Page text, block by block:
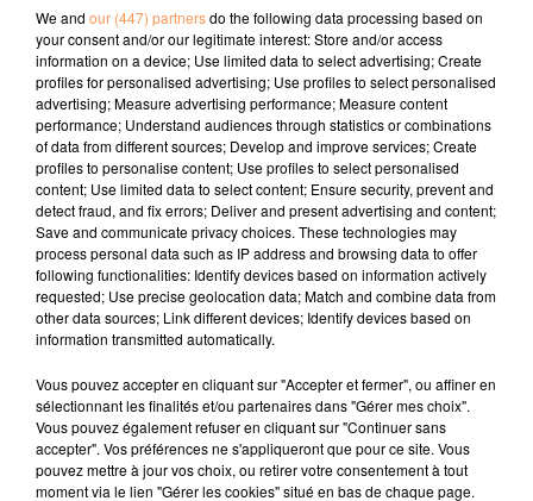
INTERVIEW deJean-Michel Fragey , de la MJC Berlioz à
Pau, pour Apriori.Tv, dans les studios de Radio Inside !!!
Facebook :https://www.facebook.com/mjc.berliozpau
Adresse : 84, Avenue de Buros - 64000 Pau
Site :http://www.mjcberlioz.org/
Tél : 05 59 14 01 14
11h57
11h57 11h54
11h54 11h49
11h49
We and our (447) partnersdo the following data processing based on
your consent and/or our legitimate interest: Store and/or access
information on a device; Use limited data to select advertising; Create
profiles for personalised advertising; Use profiles to select personalised
advertising; Measure advertising performance; Measure content
performance; Understand audiences through statistics or combinations
of data from different sources; Develop and improve services; Create
profiles to personalise content; Use profiles to select personalised
content; Use limited data to select content; Ensure security, prevent and
detect fraud, and fix errors; Deliver and present advertising and content;
Save and communicate privacy choices. These technologies may
process personal data such as IP address and browsing data to offer
following functionalities: Identify devices based on information actively
requested; Use precise geolocation data; Match and combine data from
other data sources; Link different devices; Identify devices based on
information transmitted automatically.
Vous pouvez accepter en cliquant sur "Accepter et fermer", ou affiner en
sélectionnant les finalités et/ou partenaires dans "Gérer mes choix".
Vous pouvez également refuser en cliquant sur "Continuer sans
accepter". Vos préférences ne s'appliqueront que pour ce site. Vous
pouvez mettre à jour vos choix, ou retirer votre consentement à tout
moment via le lien "Gérer les cookies" situé en bas de chaque page.